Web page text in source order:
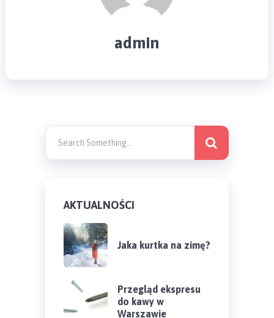
admin
AKTUALNOŚCI
Jaka kurtka na zimę?
Przegląd ekspresu
do kawy w
Warszawie